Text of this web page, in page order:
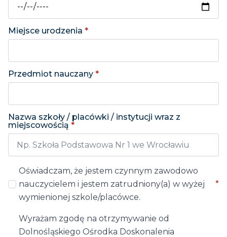
Miejsce urodzenia *
Przedmiot nauczany *
Nazwa szkoły / placówki / instytucji wraz z
miejscowością *
Oświadczam, że jestem czynnym zawodowo
nauczycielem i jestem zatrudniony(a) w wyżej
wymienionej szkole/placówce.
*
Wyrażam zgodę na otrzymywanie od
Dolnośląskiego Ośrodka Doskonalenia